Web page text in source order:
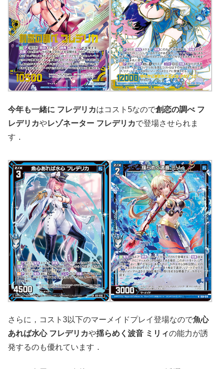
今年も一緒に フレデリカはコスト5なので創恋の調べ フ
レデリカやレゾネーター フレデリカで登場させられま
す．
さらに，コスト3以下のマーメイドプレイ登場なので魚心
あれば水心 フレデリカや揺らめく波音 ミリィの能力が誘
発するのも優れています．